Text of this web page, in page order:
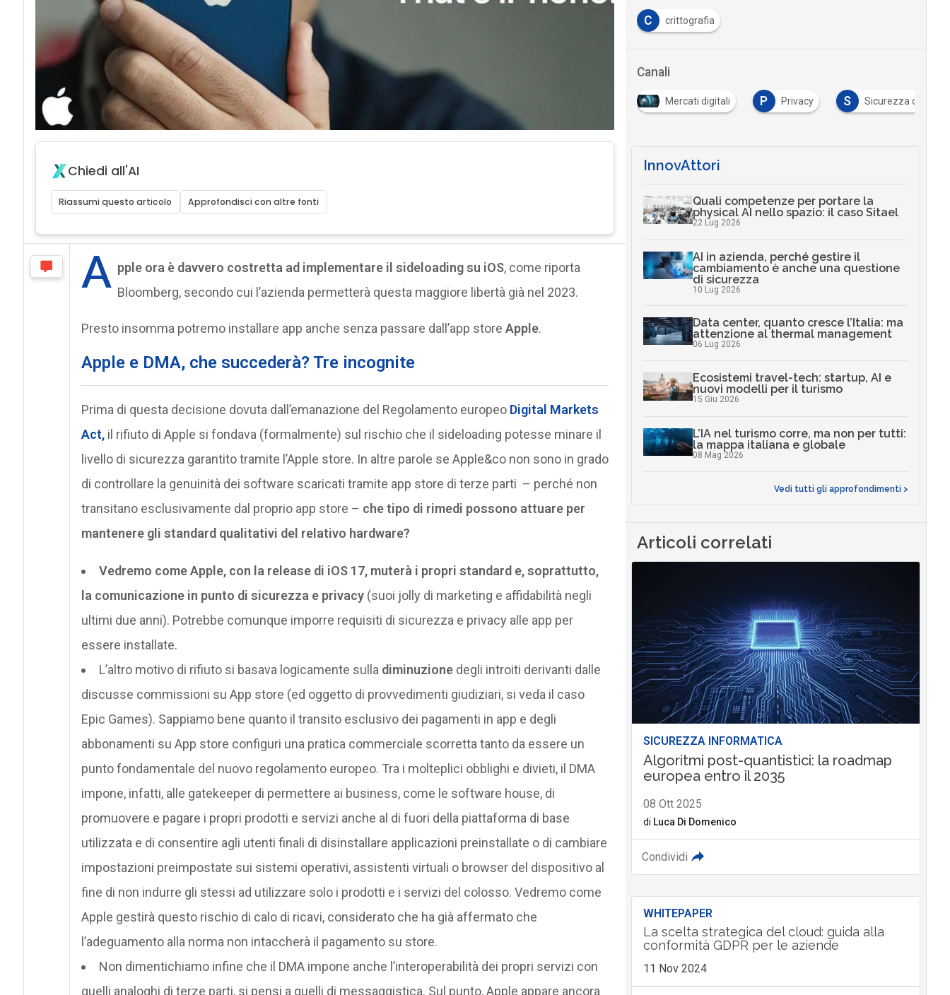
Chiedi all'AI
Riassumi questo articolo Approfondisci con altre fonti
A pple ora è davvero costretta ad implementare il sideloading su iOS, come riporta
Bloomberg, secondo cui l’azienda permetterà questa maggiore libertà già nel 2023.
Presto insomma potremo installare app anche senza passare dall’app store Apple.
Apple e DMA, che succederà? Tre incognite
Prima di questa decisione dovuta dall’emanazione del Regolamento europeoDigital Markets
Act,il rifiuto di Apple si fondava (formalmente) sul rischio che il sideloading potesse minare il
livello di sicurezza garantito tramite l’Apple store. In altre parole se Apple&co non sono in grado
di controllare la genuinità dei software scaricati tramite app store di terze parti – perché non
transitano esclusivamente dal proprio app store – che tipo di rimedi possono attuare per
mantenere gli standard qualitativi del relativo hardware?
Vedremo come Apple, con la release di iOS 17, muterà i propri standard e, soprattutto,
la comunicazione in punto di sicurezza e privacy(suoi jolly di marketing e affidabilità negli
ultimi due anni). Potrebbe comunque imporre requisiti di sicurezza e privacy alle app per
essere installate.
L’altro motivo di rifiuto si basava logicamente sulla diminuzionedegli introiti derivanti dalle
discusse commissioni su App store (ed oggetto di provvedimenti giudiziari, si veda il caso
Epic Games). Sappiamo bene quanto il transito esclusivo dei pagamenti in app e degli
abbonamenti su App store configuri una pratica commerciale scorretta tanto da essere un
punto fondamentale del nuovo regolamento europeo. Tra i molteplici obblighi e divieti, il DMA
impone, infatti, alle gatekeeper di permettere ai business, come le software house, di
promuovere e pagare i propri prodotti e servizi anche al di fuori della piattaforma di base
utilizzata e di consentire agli utenti finali di disinstallare applicazioni preinstallate o di cambiare
impostazioni preimpostate sui sistemi operativi, assistenti virtuali o browser del dispositivo al
fine di non indurre gli stessi ad utilizzare solo i prodotti e i servizi del colosso. Vedremo come
Apple gestirà questo rischio di calo di ricavi, considerato che ha già affermato che
l’adeguamento alla norma non intaccherà il pagamento su store.
Non dimentichiamo infine che il DMA impone anche l’interoperabilità dei propri servizi con
quelli analoghi di terze parti, si pensi a quelli di messaggistica. Sul punto, Apple appare ancora
C crittografia
Canali
I Mercati digitali P Privacy S Sicurezza digitale
InnovAttori
Quali competenze per portare la
physical AI nello spazio: il caso Sitael
22 Lug 2026
AI in azienda, perché gestire il
cambiamento è anche una questione
di sicurezza
10 Lug 2026
Data center, quanto cresce l’Italia: ma
attenzione al thermal management
06 Lug 2026
Ecosistemi travel-tech: startup, AI e
nuovi modelli per il turismo
15 Giu 2026
L’IA nel turismo corre, ma non per tutti:
la mappa italiana e globale
08 Mag 2026
Vedi tutti gli approfondimenti >
Articoli correlati
SICUREZZA INFORMATICA
Algoritmi post-quantistici: la roadmap
europea entro il 2035
08 Ott 2025
di Luca Di Domenico
Condividi
WHITEPAPER
La scelta strategica del cloud: guida alla
conformità GDPR per le aziende
11 Nov 2024